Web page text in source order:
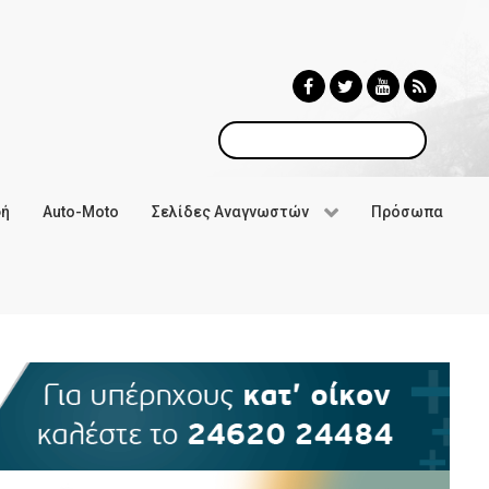
Αναζήτηση
Auto-Moto Σελίδες Αναγνωστών Πρόσωπα